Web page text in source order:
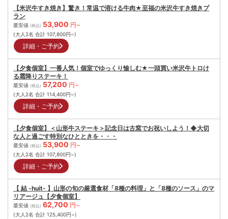
【米沢牛すき焼き】驚き！常温で溶ける牛肉★至福の米沢牛すき焼きプ
ラン
最安値 (税込) 53,900 円~
(大人2名 合計 107,800円~)
詳細・ご予約
【夕食個室】一番人気！個室でゆっくり愉しむ★一頭買い米沢牛トロけ
る霜降りステーキ！
最安値 (税込) 57,200 円~
(大人2名 合計 114,400円~)
詳細・ご予約
【夕食個室】＜山形牛ステーキ＞記念日は古窯でお祝いしよう！◆大切
な人と過ごす特別なひとときを・・・
最安値 (税込) 53,900 円~
(大人2名 合計 107,800円~)
詳細・ご予約
【 結 -huit- 】山形の旬の厳選食材「8種の料理」と「8種のソース」のマ
リアージュ【夕食個室】
最安値 (税込) 62,700 円~
(大人2名 合計 125,400円~)